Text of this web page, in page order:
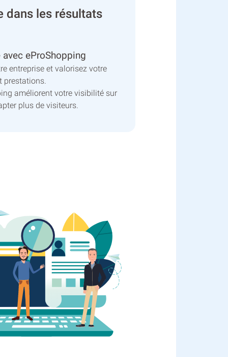
dans les résultats
eProShopping
entreprise et valorisez votre
prestations.
améliorent votre visibilité sur
plus de visiteurs.